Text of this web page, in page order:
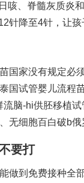
咳、脊髓灰质炎
针降至4针，让孩
国家没有规定必
泰国试管婴儿流程
流脑-hi供胚移植试
无细胞百白破b俄
要打
做到免费接种全